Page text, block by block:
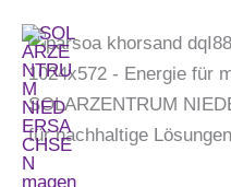
Inhalt
springen